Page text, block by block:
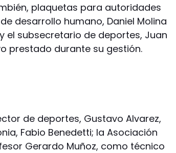
plaquetas para autoridades
desarrollo humano, Daniel Molina
el subsecretario de deportes, Juan
prestado durante su gestión.
de deportes, Gustavo Alvarez,
Fabio Benedetti; la Asociación
Gerardo Muñoz, como técnico